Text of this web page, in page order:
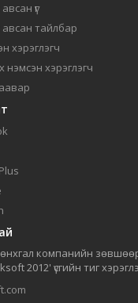
үг
авсан тайлбар
хэрэглэгч
нэмсэн хэрэглэгч
компанийн
2012' үсгийн тиг